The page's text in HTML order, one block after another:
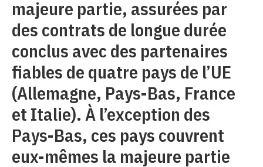
majeure partie, assurées par
des contrats de longue durée
conclus avec des partenaires
fiables de quatre pays de l’UE
(Allemagne, Pays-Bas, France
et Italie). À l’exception des
Pays-Bas, ces pays couvrent
eux-mêmes la majeure partie